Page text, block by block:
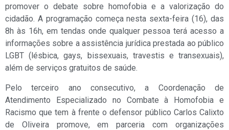
promover o debate sobre homofobia e a valorização do
cidadão. A programação começa nesta sexta-feira (16), das
8h às 16h, em tendas onde qualquer pessoa terá acesso a
informações sobre a assistência jurídica prestada ao público
LGBT (lésbica, gays, bissexuais, travestis e transexuais),
além de serviços gratuitos de saúde.
Pelo terceiro ano consecutivo, a Coordenação de
Atendimento Especializado no Combate à Homofobia e
Racismo que tem à frente o defensor público Carlos Calixto
de Oliveira promove, em parceria com organizações